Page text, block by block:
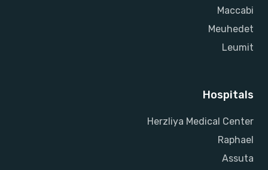
Maccabi
Meuhedet
Leumit
Hospitals
Herzliya Medical Center
Raphael
Assuta